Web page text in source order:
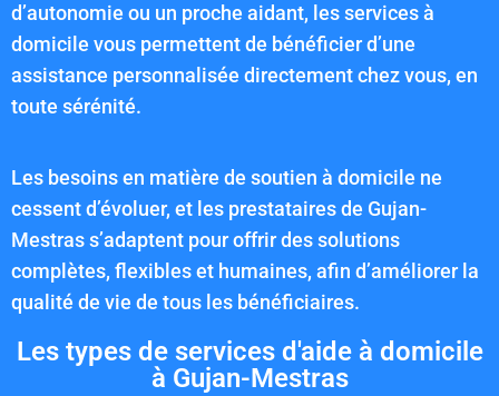
d’autonomie ou un proche aidant, les services à
domicile vous permettent de bénéficier d’une
assistance personnalisée directement chez vous, en
toute sérénité.
Les besoins en matière de soutien à domicile ne
cessent d’évoluer, et les prestataires de Gujan-
Mestras s’adaptent pour offrir des solutions
complètes, flexibles et humaines, afin d’améliorer la
qualité de vie de tous les bénéficiaires.
Les types de services d'aide à domicile
à Gujan-Mestras